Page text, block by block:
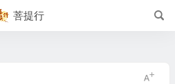
菩提行